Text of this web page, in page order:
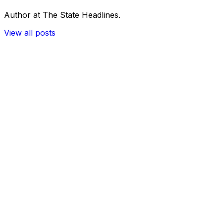
Author at The State Headlines.
View all posts